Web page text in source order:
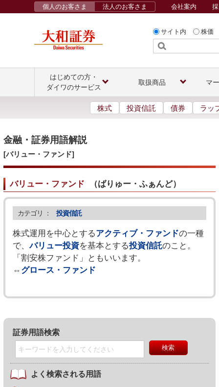
サイト内 株価
個人のお客さま 法人のお客さま 会社案内
はじめての方・
ダイワのサービス
取扱商品 マ
株式 投資信託 債券 ラッ
金融・証券用語解説
[バリュー・ファンド]
バリュー・ファンド （ばりゅー・ふぁんど）
カテゴリ ： 投資信託
株式運用を中心とするアクティブ・ファンドの一種
で、バリュー投資を基本とする投資信託のこと。
「割安株ファンド」ともいいます。
⇔ グロース・ファンド
証券用語検索
よく検索される用語